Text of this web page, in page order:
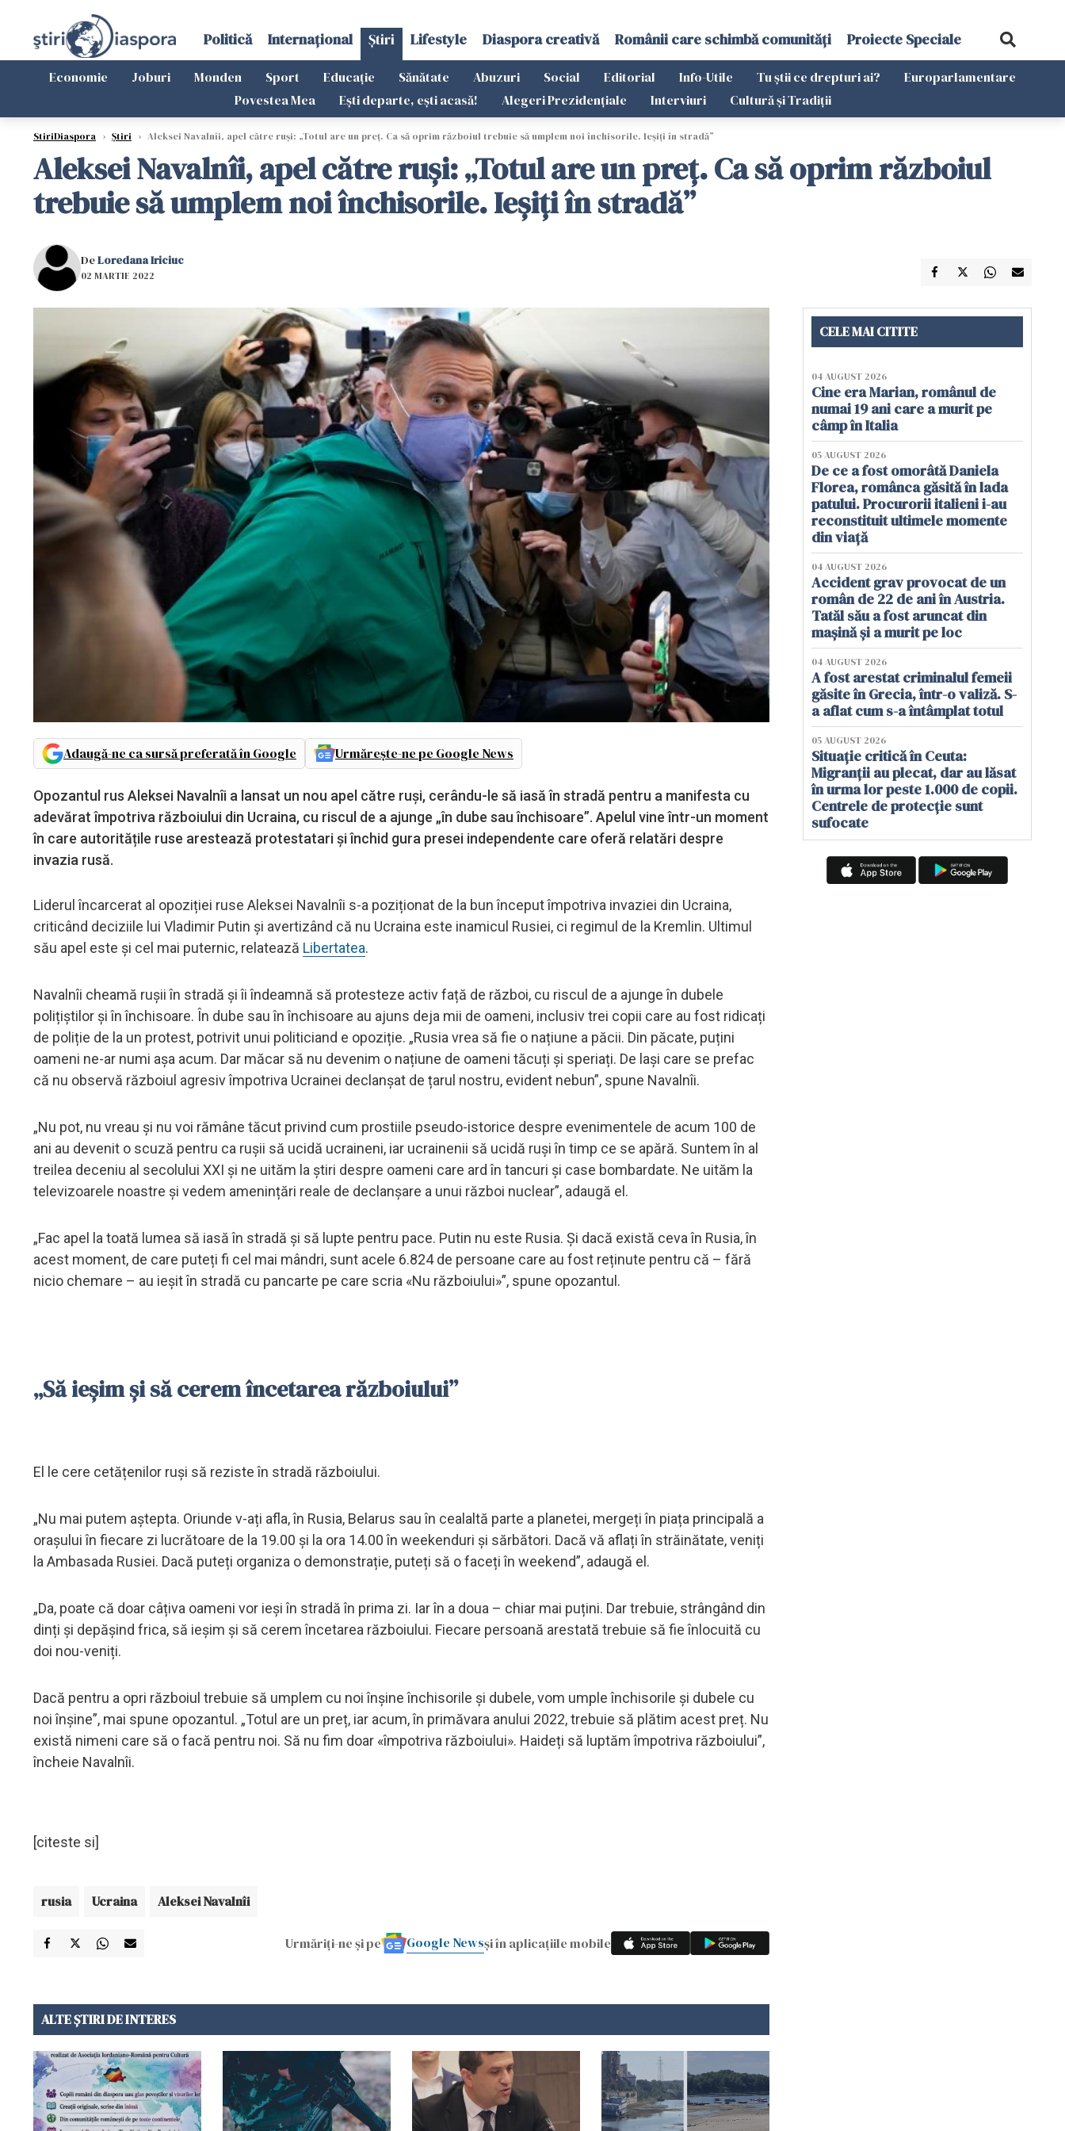
Politică Internațional Știri Lifestyle Diaspora creativă Românii care schimbă comunități Proiecte Speciale
Economie Joburi Monden Sport Educație Sănătate Abuzuri Social Editorial Info-Utile Tu știi ce drepturi ai?
Europarlamentare
Povestea Mea
Ești departe, ești acasă! Alegeri Prezidențiale Interviuri Cultură și Tradiții
StiriDiaspora › Știri › Aleksei Navalnîi, apel către ruși: „Totul are un preț. Ca să oprim războiul trebuie să umplem noi închisorile. Ieșiți în stradă”
Aleksei Navalnîi, apel către ruși: „Totul are un preț. Ca să oprim războiul
trebuie să umplem noi închisorile. Ieșiți în stradă”
DeLoredana Iriciuc
02 MARTIE 2022
Adaugă-ne ca sursă preferată în Google Urmărește-ne pe Google News
Opozantul rus Aleksei Navalnîi a lansat un nou apel către ruși, cerându-le să iasă în stradă pentru a manifesta cu
adevărat împotriva războiului din Ucraina, cu riscul de a ajunge „în dube sau închisoare”. Apelul vine într-un moment
în care autoritățile ruse arestează protestatari și închid gura presei independente care oferă relatări despre
invazia rusă.
Liderul încarcerat al opoziției ruse Aleksei Navalnîi s-a poziționat de la bun început împotriva invaziei din Ucraina,
criticând deciziile lui Vladimir Putin și avertizând că nu Ucraina este inamicul Rusiei, ci regimul de la Kremlin. Ultimul
său apel este și cel mai puternic, relatează Libertatea.
Navalnîi cheamă rușii în stradă și îi îndeamnă să protesteze activ față de război, cu riscul de a ajunge în dubele
polițiștilor și în închisoare. În dube sau în închisoare au ajuns deja mii de oameni, inclusiv trei copii care au fost ridicați
de poliție de la un protest, potrivit unui politiciand e opoziție. „Rusia vrea să fie o națiune a păcii. Din păcate, puțini
oameni ne-ar numi așa acum. Dar măcar să nu devenim o națiune de oameni tăcuți și speriați. De lași care se prefac
că nu observă războiul agresiv împotriva Ucrainei declanșat de țarul nostru, evident nebun”, spune Navalnîi.
„Nu pot, nu vreau și nu voi rămâne tăcut privind cum prostiile pseudo-istorice despre evenimentele de acum 100 de
ani au devenit o scuză pentru ca rușii să ucidă ucraineni, iar ucrainenii să ucidă ruși în timp ce se apără. Suntem în al
treilea deceniu al secolului XXI și ne uităm la știri despre oameni care ard în tancuri și case bombardate. Ne uităm la
televizoarele noastre și vedem amenințări reale de declanșare a unui război nuclear”, adaugă el.
„Fac apel la toată lumea să iasă în stradă și să lupte pentru pace. Putin nu este Rusia. Și dacă există ceva în Rusia, în
acest moment, de care puteți fi cel mai mândri, sunt acele 6.824 de persoane care au fost reținute pentru că – fără
nicio chemare – au ieșit în stradă cu pancarte pe care scria «Nu războiului»”, spune opozantul.
„Să ieșim și să cerem încetarea războiului”
El le cere cetățenilor ruși să reziste în stradă războiului.
„Nu mai putem aștepta. Oriunde v-ați afla, în Rusia, Belarus sau în cealaltă parte a planetei, mergeți în piața principală a
orașului în fiecare zi lucrătoare de la 19.00 și la ora 14.00 în weekenduri și sărbători. Dacă vă aflați în străinătate, veniți
la Ambasada Rusiei. Dacă puteți organiza o demonstrație, puteți să o faceți în weekend”, adaugă el.
„Da, poate că doar câțiva oameni vor ieși în stradă în prima zi. Iar în a doua – chiar mai puțini. Dar trebuie, strângând din
dinți și depășind frica, să ieșim și să cerem încetarea războiului. Fiecare persoană arestată trebuie să fie înlocuită cu
doi nou-veniți.
Dacă pentru a opri războiul trebuie să umplem cu noi înșine închisorile și dubele, vom umple închisorile și dubele cu
noi înșine”, mai spune opozantul. „Totul are un preț, iar acum, în primăvara anului 2022, trebuie să plătim acest preț. Nu
există nimeni care să o facă pentru noi. Să nu fim doar «împotriva războiului». Haideți să luptăm împotriva războiului”,
încheie Navalnîi.
[citeste si]
rusia Ucraina Aleksei Navalnîi
Urmăriți-ne și pe Google Newsși în aplicațiile mobile
ALTE ȘTIRI DE INTERES
CELE MAI CITITE
04 AUGUST 2026
Cine era Marian, românul de
numai 19 ani care a murit pe
câmp în Italia
05 AUGUST 2026
De ce a fost omorâtă Daniela
Florea, românca găsită în lada
patului. Procurorii italieni i-au
reconstituit ultimele momente
din viață
04 AUGUST 2026
Accident grav provocat de un
român de 22 de ani în Austria.
Tatăl său a fost aruncat din
mașină și a murit pe loc
04 AUGUST 2026
A fost arestat criminalul femeii
găsite în Grecia, într-o valiză. S-
a aflat cum s-a întâmplat totul
05 AUGUST 2026
Situație critică în Ceuta:
Migranții au plecat, dar au lăsat
în urma lor peste 1.000 de copii.
Centrele de protecție sunt
sufocate